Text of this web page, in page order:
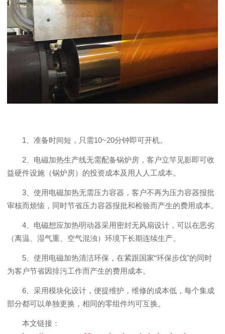
1、准备时间短，只需10~20分钟即可开机。
2、电磁加热生产线无需配备锅炉房，客户立竿见影即可收
益硬件设施（锅炉房）的投资成本及用人人工成本。
3、使用电磁加热无需压力容器，客户不再为压力容器报批
审核而烦恼，同时节省压力容器报批和检验而产生的费用成本。
4、电磁想应加热明动器采用密封无风扇设计，可以在恶劣
（离温、湿气重、空气混浊）环境下长期连续生产。
5、使用电磁加热清洁环保，在紧跟国家“环保步伐"的同时
为客户节省因排污工作而产生的费用成本。
6、采用模块化设计，便提维护，维修的成本低，每个集成
部分都可以单独更换，相同的零组件均可互换。
本文链接：